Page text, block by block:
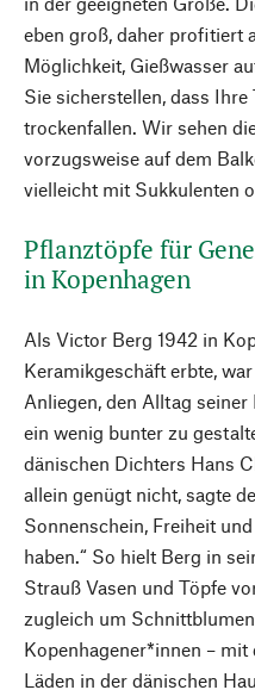
eben groß, daher profitiert
Möglichkeit, Gießwasser
Sie sicherstellen, dass
trockenfallen. Wir sehen
vorzugsweise auf dem
vielleicht mit Sukkulenten
Pflanztöpfe für
in Kopenhagen
Als Victor Berg 1942 in
Keramikgeschäft erbte,
Anliegen, den Alltag
ein wenig bunter zu
dänischen Dichters Hans
allein genügt nicht, sagte
Sonnenschein, Freiheit
haben.“ So hielt Berg in
Strauß Vasen und Töpfe
zugleich um
Kopenhagener*innen – mit
Läden in der dänischen